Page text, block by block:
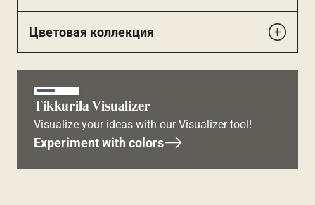
Цветовая коллекция
Tikkurila Visualizer
Visualize your ideas with our Visualizer tool!
Experiment with colors